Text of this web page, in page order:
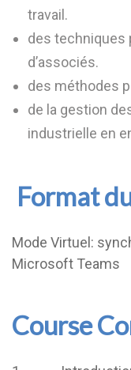
travail.
des techniques
d’associés.
des méthodes
de la gestion
industrielle en
Format
Mode Virtuel:
Microsoft Teams
Course